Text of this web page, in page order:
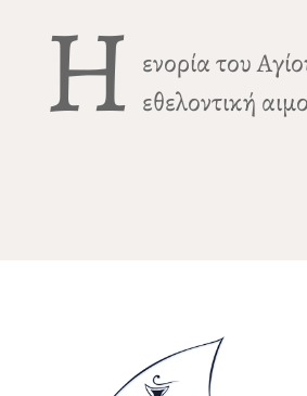
Η ενορία του
εθελοντική